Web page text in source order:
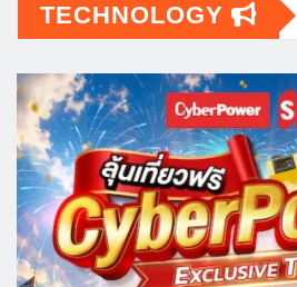
TECHNOLOGY